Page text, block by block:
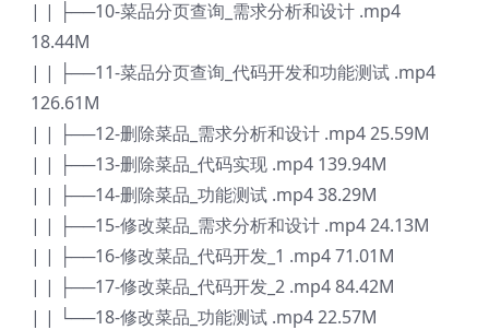
| | ├──10-菜品分页查询_需求分析和设计 .mp4
18.44M
| | ├──11-菜品分页查询_代码开发和功能测试 .mp4
126.61M
| | ├──12-删除菜品_需求分析和设计 .mp4 25.59M
| | ├──13-删除菜品_代码实现 .mp4 139.94M
| | ├──14-删除菜品_功能测试 .mp4 38.29M
| | ├──15-修改菜品_需求分析和设计 .mp4 24.13M
| | ├──16-修改菜品_代码开发_1 .mp4 71.01M
| | ├──17-修改菜品_代码开发_2 .mp4 84.42M
| | └──18-修改菜品_功能测试 .mp4 22.57M